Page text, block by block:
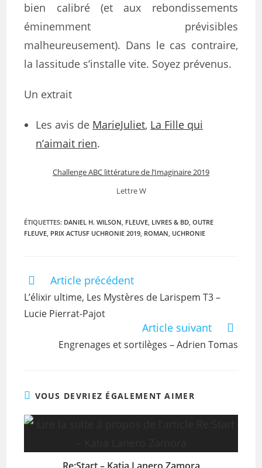
bien calibré (et aux rebondissements
éminemment prévisibles
malheureusement). Dans le cas contraire,
la lassitude s’installe vite. Soyez prévenus.
Un extrait
Les avis de MarieJuliet, La Fille qui
n’aimait rien.
Challenge ABC littérature de l’Imaginaire 2019
Lettre W
ÉTIQUETTES: DANIEL H. WILSON, FLEUVE, LIVRES & BD, OUTRE
FLEUVE, PRIX ACTUSF UCHRONIE 2019, ROMAN, UCHRONIE
Article précédent
L’élixir ultime, Les Mystères de Larispem T3 –
Lucie Pierrat-Pajot
Article suivant
Engrenages et sortilèges – Adrien Tomas
VOUS DEVRIEZ ÉGALEMENT AIMER